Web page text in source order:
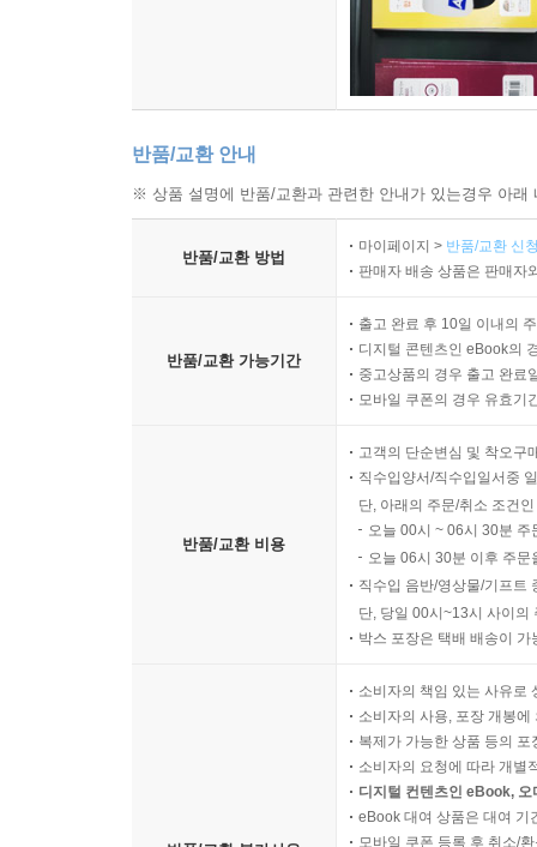
반품/교환 안내
※ 상품 설명에 반품/교환과 관련한 안내가 있는경우 아
반품/교환 방법
마이페이지 > 반품/교환 신
판매자 배송 상품은 판매자
반품/교환 가능기간
출고 완료 후 10일 이내의
디지털 콘텐츠인 eBook의
중고상품의 경우 출고 완료
모바일 쿠폰의 경우 유효기
반품/교환 비용
고객의 단순변심 및 착오구
직수입양서/직수입일서중
단, 아래의 주문/취소 조건
오늘 00시 ~ 06시 30분
오늘 06시 30분 이후 주
직수입 음반/영상물/기프트
단, 당일 00시~13시 사이의
박스 포장은 택배 배송이
소비자의 책임 있는 사유로
소비자의 사용, 포장 개봉
복제가 가능한 상품 등의
소비자의 요청에 따라 개별
디지털 컨텐츠인 eBook,
eBook 대여 상품은 대여 기
모바일 쿠폰 등록 후 취소/